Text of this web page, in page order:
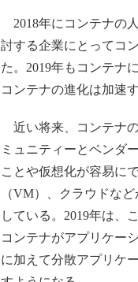
2018年にコンテナの
討する企業にとってコ
た。2019年もコンテナ
コンテナの進化は加速
近い将来、コンテナ
ミュニティーとベンダ
ことや仮想化が容易に
（VM）、クラウドな
している。2019年は、
コンテナがアプリケー
に加えて分散アプリケ